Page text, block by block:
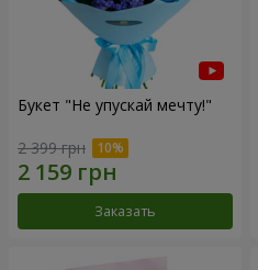
Букет "Не упускай мечту!"
2 399 грн
Заказать